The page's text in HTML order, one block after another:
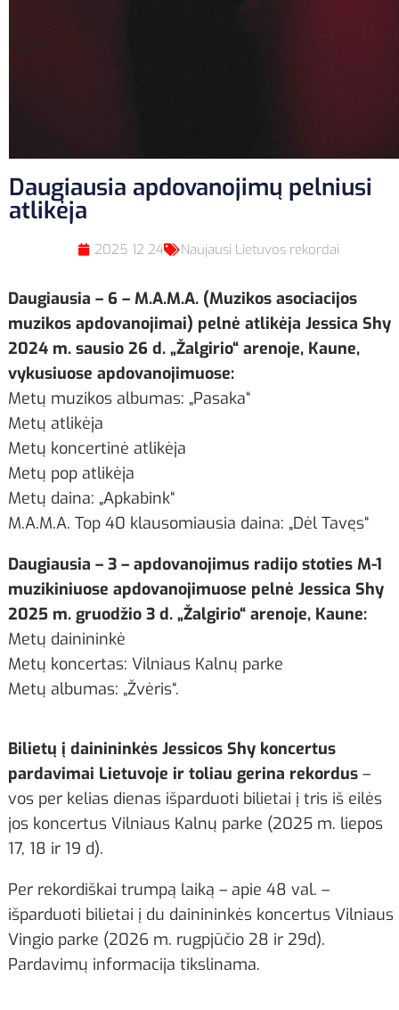
Daugiausia apdovanojimų pelniusi
atlikėja
2025 12 24 Naujausi Lietuvos rekordai
Daugiausia – 6 – M.A.M.A. (Muzikos asociacijos
muzikos apdovanojimai) pelnė atlikėja Jessica Shy
2024 m. sausio 26 d. „Žalgirio“ arenoje, Kaune,
vykusiuose apdovanojimuose:
Metų muzikos albumas: „Pasaka“
Metų atlikėja
Metų koncertinė atlikėja
Metų pop atlikėja
Metų daina: „Apkabink“
M.A.M.A. Top 40 klausomiausia daina: „Dėl Tavęs“
Daugiausia – 3 – apdovanojimus radijo stoties M-1
muzikiniuose apdovanojimuose pelnė Jessica Shy
2025 m. gruodžio 3 d. „Žalgirio“ arenoje, Kaune:
Metų dainininkė
Metų koncertas: Vilniaus Kalnų parke
Metų albumas: „Žvėris“.
Bilietų į dainininkės Jessicos Shy koncertus
pardavimai Lietuvoje ir toliau gerina rekordus –
vos per kelias dienas išparduoti bilietai į tris iš eilės
jos koncertus Vilniaus Kalnų parke (2025 m. liepos
17, 18 ir 19 d).
Per rekordiškai trumpą laiką – apie 48 val. –
išparduoti bilietai į du dainininkės koncertus Vilniaus
Vingio parke (2026 m. rugpjūčio 28 ir 29d).
Pardavimų informacija tikslinama.